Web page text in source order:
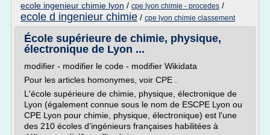
ecole ingenieur chimie lyon / cpe lyon chimie - procedes /
ecole d ingenieur chimie / cpe lyon chimie classement
École supérieure de chimie, physique,
électronique de Lyon ...
modifier - modifier le code - modifier Wikidata
Pour les articles homonymes, voir CPE .
L'école supérieure de chimie, physique, électronique de
Lyon (également connue sous le nom de ESCPE Lyon ou
CPE Lyon pour chimie, physique, électronique) est l'une
des 210 écoles d'ingénieurs françaises habilitées à